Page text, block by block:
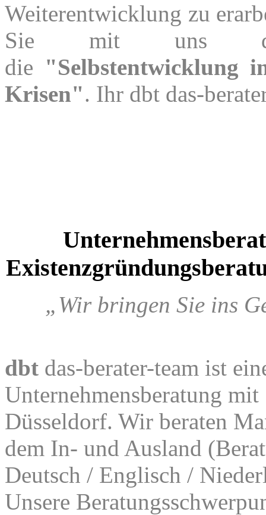
Weiterentwicklung zu
Sie mit uns
die "Selbstentwicklung
Krisen". Ihr dbt das-
„Wir bringen Sie ins
dbt das-berater-team ist
Unternehmensberatung
Düsseldorf. Wir beraten
dem In- und Ausland
Deutsch / Englisch /
Unsere